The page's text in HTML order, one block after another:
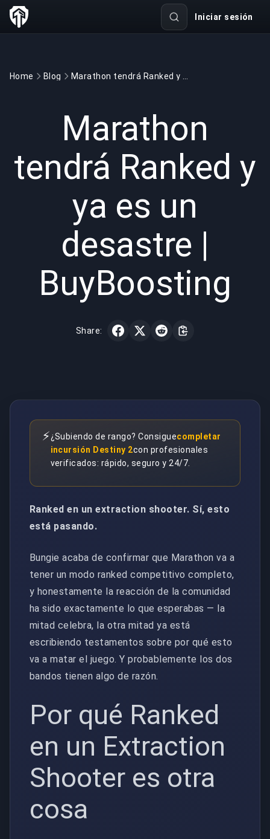
Iniciar sesión
Home Blog
Marathon
tendrá Ranked y
ya es un
desastre |
BuyBoosting
Share:
⚡¿Subiendo de rango? Consiguecompletar
incursión Destiny 2con profesionales
verificados: rápido, seguro y 24/7.
Ranked en un extraction shooter. Sí, esto
está pasando.
Bungie acaba de confirmar que Marathon va a
tener un modo ranked competitivo completo,
y honestamente la reacción de la comunidad
ha sido exactamente lo que esperabas — la
mitad celebra, la otra mitad ya está
escribiendo testamentos sobre por qué esto
va a matar el juego. Y probablemente los dos
bandos tienen algo de razón.
Por qué Ranked
en un Extraction
Shooter es otra
cosa